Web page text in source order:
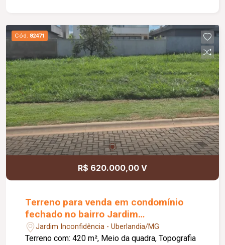
câmeras; Cerca elétrica; Iluminação em LED;
Reaproveitamento de água da chuva.
Cód. 82471
R$ 620.000,00 V
Terreno para venda em condomínio
fechado no bairro Jardim
Inconfidência
Jardim Inconfidência - Uberlandia/MG
Terreno com: 420 m², Meio da quadra, Topografia